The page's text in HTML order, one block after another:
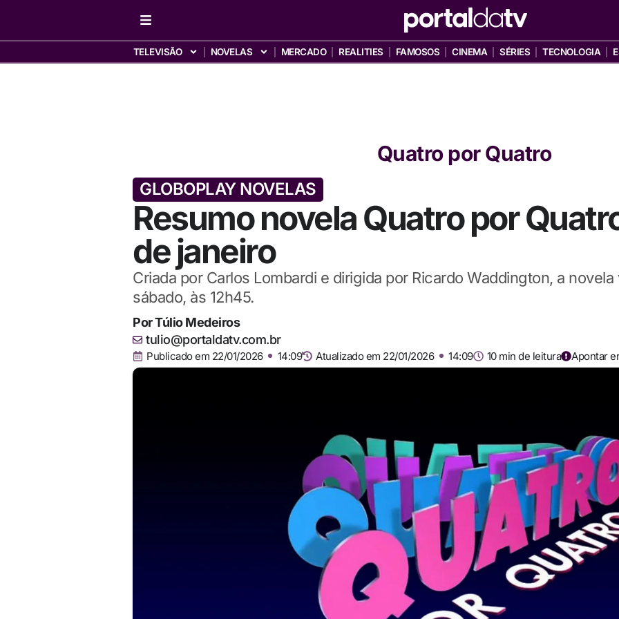
TELEVISÃO NOVELAS MERCADO REALITIES FAMOSOS CINEMA SÉRIES TECNOLOGIA
Quatro por Quatro
GLOBOPLAY NOVELAS
Resumo novela Quatro por
de janeiro
Criada por Carlos Lombardi e dirigida por Ricardo Waddington, a
sábado, às 12h45.
PorTúlio Medeiros
tulio@portaldatv.com.br
Publicado em 22/01/2026 14:09 Atualizado em 22/01/2026 14:09 10 min de leitura Apontar